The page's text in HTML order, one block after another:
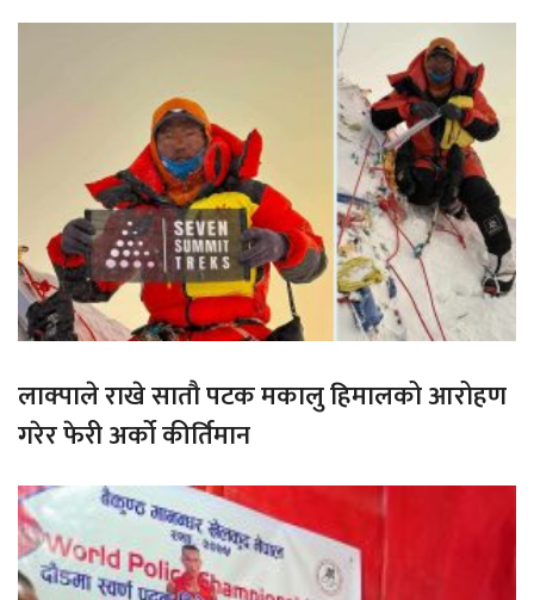
लाक्पाले राखे सातौ पटक मकालु हिमालको आरोहण
गरेर फेरी अर्को कीर्तिमान